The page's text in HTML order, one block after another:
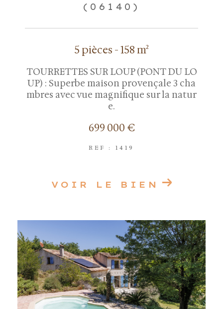
(06140)
5 pièces - 158 m²
TOURRETTES SUR LOUP (PONT DU LO
UP) : Superbe maison provençale 3 cha
mbres avec vue magnifique sur la natur
e.
699 000 €
REF : 1419
VOIR LE BIEN